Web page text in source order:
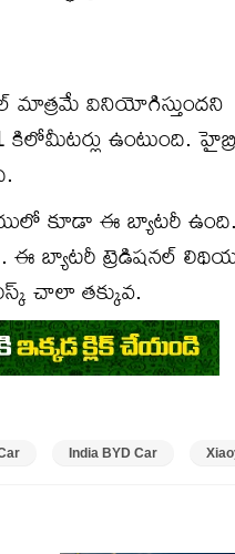
మాత్రమే వినియోగిస్తుందని
ఉంటుంది.
యులో కూడా ఈ బ్యాటరీ ఉంది.
ఈ బ్యాటరీ ట్రెడిషనల్
చాలా తక్కువ.
India BYD Car